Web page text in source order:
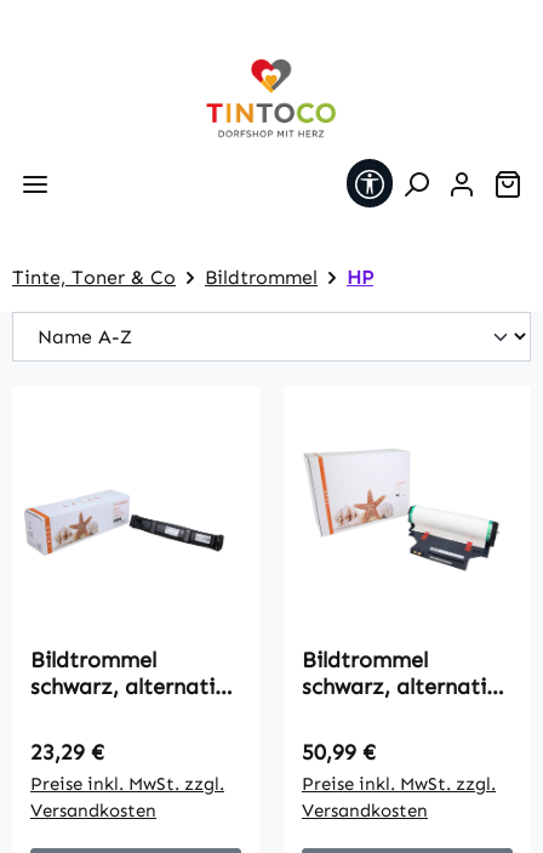
Werkzeugleiste
Tinte, Toner & Co Bildtrommel HP
Bildtrommel
schwarz, alternativ
23000 Seiten
Regulärer Preis:
23,29 €
Preise inkl. MwSt. zzgl.
Versandkosten
Bildtrommel
schwarz, alternativ
16000 Seiten
Regulärer Preis:
50,99 €
Preise inkl. MwSt. zzgl.
Versandkosten